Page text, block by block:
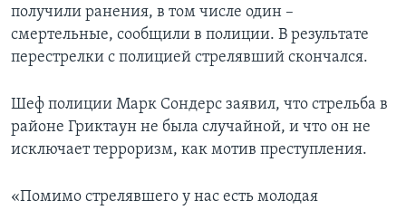
получили ранения, в том числе один –
смертельные, сообщили в полиции. В результате
перестрелки с полицией стрелявший скончался.
Шеф полиции Марк Сондерс заявил, что стрельба в
районе Гриктаун не была случайной, и что он не
исключает терроризм, как мотив преступления.
«Помимо стрелявшего у нас есть молодая